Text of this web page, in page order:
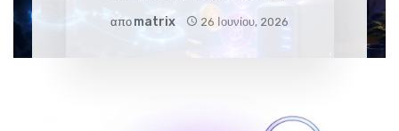
απο Matrix 26 Ιουνίου, 2026